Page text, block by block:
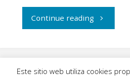
Continue reading"Casas
Este sitio web utiliza cookies